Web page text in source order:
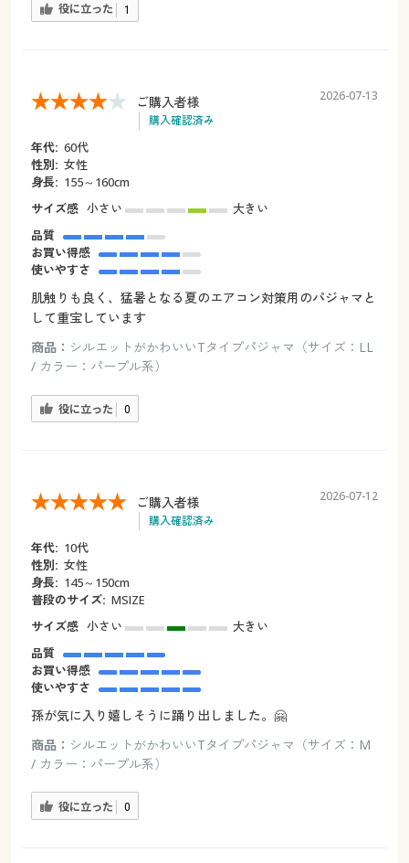
役に立った 1
ご購入者様
購入確認済み
2026-07-13
年代: 60代
性別: 女性
身長: 155～160cm
サイズ感 小さい
大きい
品質
お買い得感
使いやすさ
肌触りも良く、猛暑となる夏のエアコン対策用のパジャマと
して重宝しています
商品： シルエットがかわいいTタイプパジャマ（サイズ：LL
/ カラー：パープル系）
役に立った 0
ご購入者様
購入確認済み
2026-07-12
年代: 10代
性別: 女性
身長: 145～150cm
普段のサイズ: МSIZE
サイズ感 小さい
大きい
品質
お買い得感
使いやすさ
孫が気に入り嬉しそうに踊り出しました。🤗
商品： シルエットがかわいいTタイプパジャマ（サイズ：M
/ カラー：パープル系）
役に立った 0